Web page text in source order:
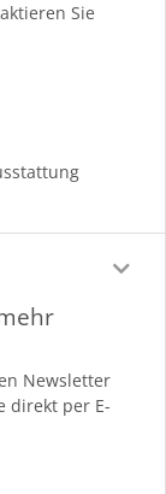
Sie
Newsletter
direkt per E-